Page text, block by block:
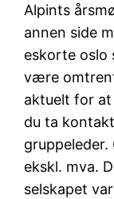
Alpints
annen side
eskorte oslo
være
aktuelt for
du ta
gruppeleder.
ekskl. mva.
selskapet